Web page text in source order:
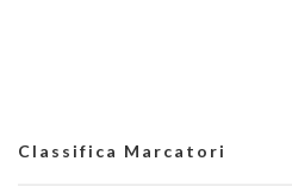
Classifica Marcatori